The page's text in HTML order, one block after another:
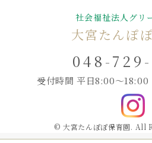
社会福祉法人グリ
大宮たんぽ
048-
受付時間 平日8:00～18:00
© 大宮たんぽぽ保育園. All